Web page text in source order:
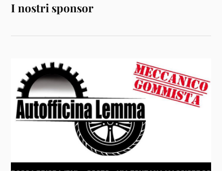
I nostri sponsor